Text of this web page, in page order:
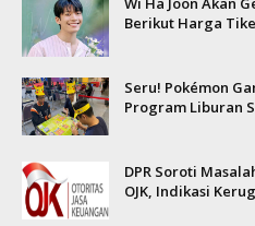
Berikut Harga
Seru! Pokémon
Program Liburan
DPR Soroti
OJK, Indikasi